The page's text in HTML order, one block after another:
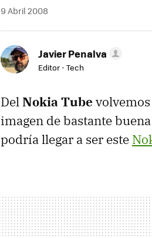
9 Abril 2008
Javier Penalva
Editor - Tech
DelNokia Tube
imagen de bastante
podría llegar a ser este